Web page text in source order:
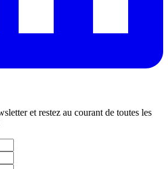
et restez au courant de toutes les